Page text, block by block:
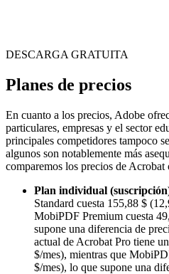
DESCARGA GRATUITA
Planes de precios
En cuanto a los precios, Adobe
particulares, empresas y el sector
principales competidores tampoco
algunos son notablemente más
comparemos los precios de
Plan individual
Standard cuesta 155,88 $
MobiPDF Premium cuesta
supone una diferencia de
actual de Acrobat Pro tiene
$/mes), mientras que
$/mes), lo que supone una